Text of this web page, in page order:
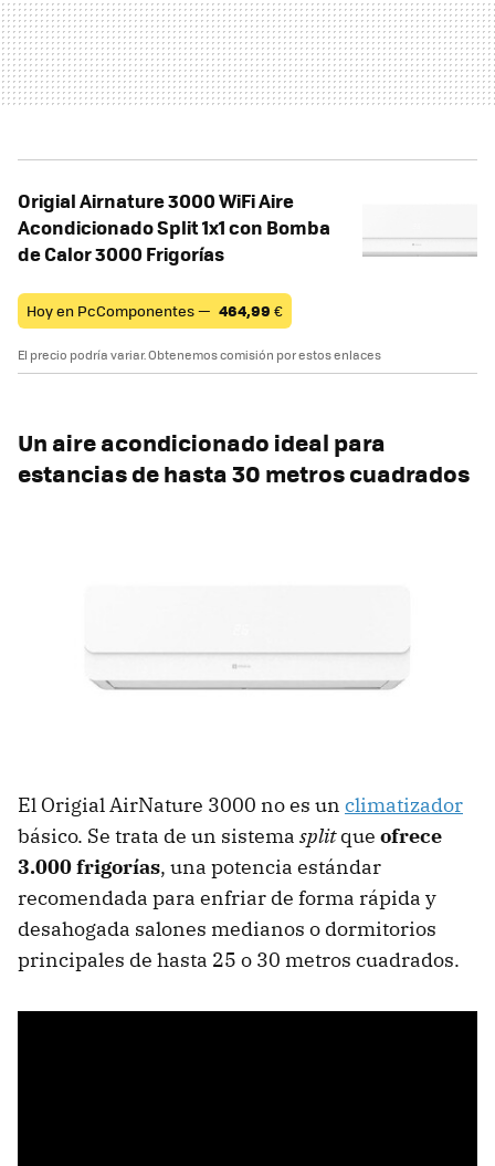
Origial Airnature 3000 WiFi Aire
Acondicionado Split 1x1 con Bomba
de Calor 3000 Frigorías
Hoy en PcComponentes — 464,99 €
El precio podría variar. Obtenemos comisión por estos enlaces
Un aire acondicionado ideal para
estancias de hasta 30 metros cuadrados
El Origial AirNature 3000 no es un climatizador
básico. Se trata de un sistema splitque ofrece
3.000 frigorías, una potencia estándar
recomendada para enfriar de forma rápida y
desahogada salones medianos o dormitorios
principales de hasta 25 o 30 metros cuadrados.